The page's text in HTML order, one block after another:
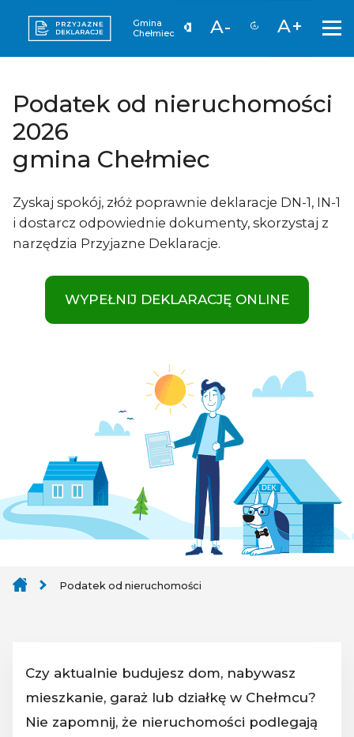
Gmina
Chełmiec
A- A+
Podatek od nieruchomości
2026
gmina Chełmiec
Zyskaj spokój, złóż poprawnie deklaracje DN-1, IN-1
i dostarcz odpowiednie dokumenty, skorzystaj z
narzędzia Przyjazne Deklaracje.
WYPEŁNIJ DEKLARACJĘ ONLINE
Podatek od nieruchomości
Czy aktualnie budujesz dom, nabywasz
mieszkanie, garaż lub działkę w Chełmcu?
Nie zapomnij, że nieruchomości podlegają